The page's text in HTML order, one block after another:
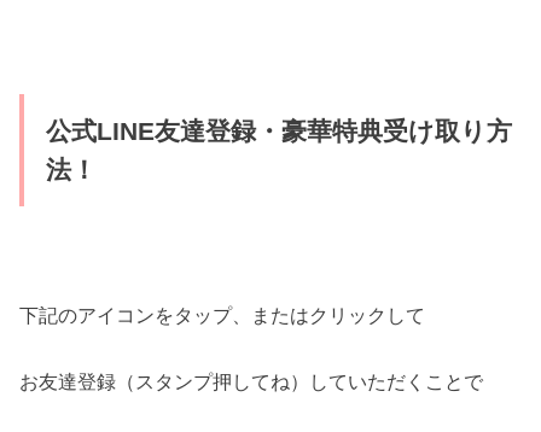
公式LINE友達登録・豪華特典受け取り方
法！
下記のアイコンをタップ、またはクリックして
お友達登録（スタンプ押してね）していただくことで